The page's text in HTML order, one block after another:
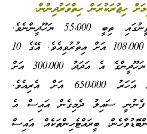
ހިޖުރަކުރަން ހިތްވަރުދިނުން.
1919 ވަނަ އަހަރު ފަލަސްޠީނުގައި ތިބީ 55،000 ޔަހޫދީންނެވެ.
1925 ވަނަ އަހަރު އެ އަދަދު 108،000 އަށް އިތުރުވިއެވެ. އޭގެ 10
އަހަރު ފަހުން 1935 އަހަރު ޔަހޫދީންގެ އެ އަދަދު 300،000 އަށް
އެރިއެވެ. އަދި 1948 ވަނަ އަހަރު 650،000 އަށް އެރިއެވެ.
ފެނުނީ ސައިލު ދެމިގެން އައިސް އެ
ބީރައްޓެހިންތަކެއް އައިސް